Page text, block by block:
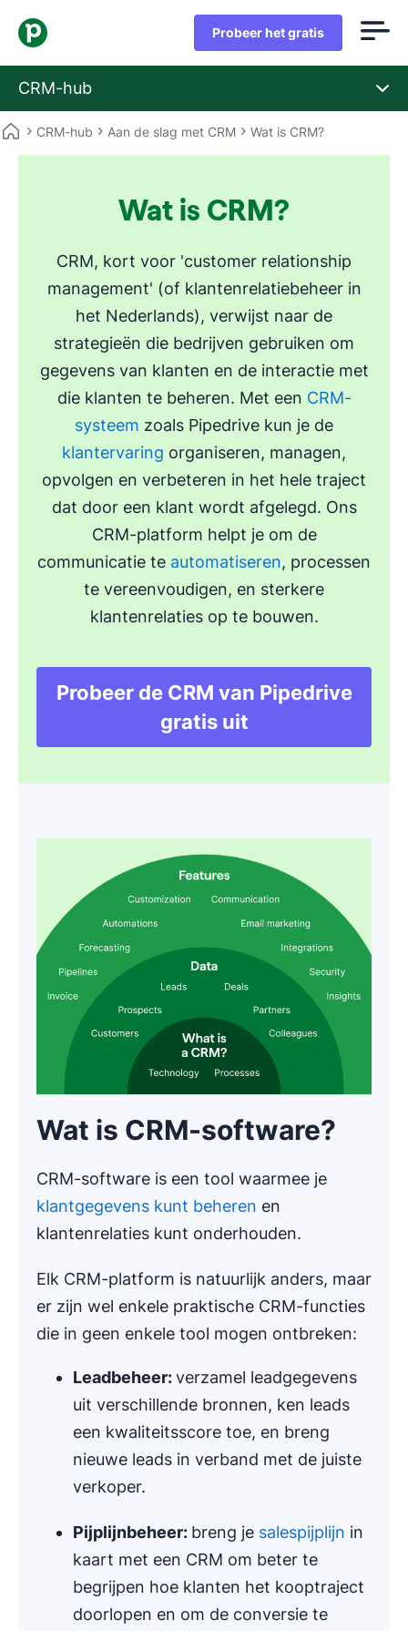
Probeer het gratis
CRM-hub
CRM-hub Aan de slag met CRM Wat is CRM?
Wat is CRM?
CRM, kort voor 'customer relationship
management' (of klantenrelatiebeheer in
het Nederlands), verwijst naar de
strategieën die bedrijven gebruiken om
gegevens van klanten en de interactie met
die klanten te beheren. Met een CRM-
systeem zoals Pipedrive kun je de
klantervaring organiseren, managen,
opvolgen en verbeteren in het hele traject
dat door een klant wordt afgelegd. Ons
CRM-platform helpt je om de
communicatie te automatiseren, processen
te vereenvoudigen, en sterkere
klantenrelaties op te bouwen.
Probeer de CRM van Pipedrive
gratis uitOpent in nieuw
Wat is CRM-software?
CRM-software is een tool waarmee je
klantgegevens kunt beheren en
klantenrelaties kunt onderhouden.
Elk CRM-platform is natuurlijk anders, maar
er zijn wel enkele praktische CRM-functies
die in geen enkele tool mogen ontbreken:
Leadbeheer:verzamel leadgegevens
uit verschillende bronnen, ken leads
een kwaliteitsscore toe, en breng
nieuwe leads in verband met de juiste
verkoper.
Pijplijnbeheer: breng je salespijplijn in
kaart met een CRM om beter te
begrijpen hoe klanten het kooptraject
doorlopen en om de conversie te